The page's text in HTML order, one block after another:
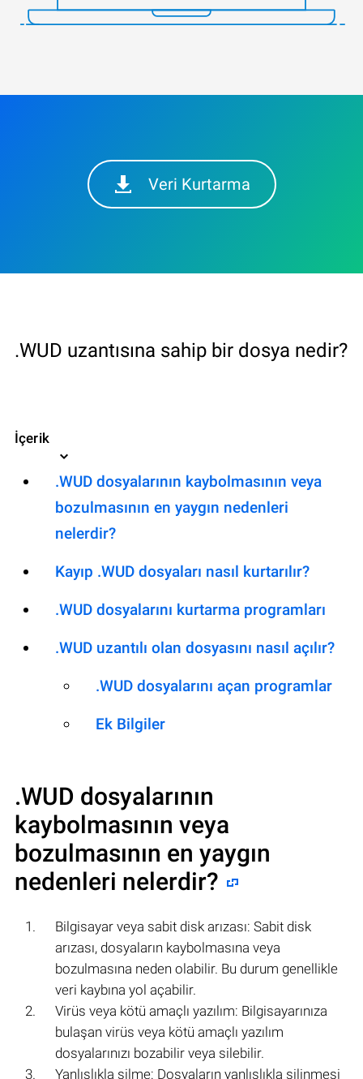
Veri Kurtarma
.WUD uzantısına sahip bir dosya nedir?
İçerik
.WUD dosyalarının kaybolmasının veya
bozulmasının en yaygın nedenleri
nelerdir?
Kayıp .WUD dosyaları nasıl kurtarılır?
.WUD dosyalarını kurtarma programları
.WUD uzantılı olan dosyasını nasıl açılır?
.WUD dosyalarını açan programlar
Ek Bilgiler
.WUD dosyalarının
kaybolmasının veya
bozulmasının en yaygın
nedenleri nelerdir?
Bilgisayar veya sabit disk arızası: Sabit disk
arızası, dosyaların kaybolmasına veya
bozulmasına neden olabilir. Bu durum genellikle
veri kaybına yol açabilir.
Virüs veya kötü amaçlı yazılım: Bilgisayarınıza
bulaşan virüs veya kötü amaçlı yazılım
dosyalarınızı bozabilir veya silebilir.
Yanlışlıkla silme: Dosyaların yanlışlıkla silinmesi